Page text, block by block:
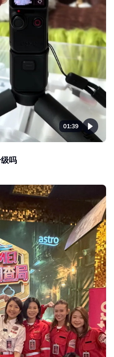
01:39
吗